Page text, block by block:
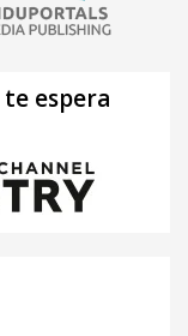
espera